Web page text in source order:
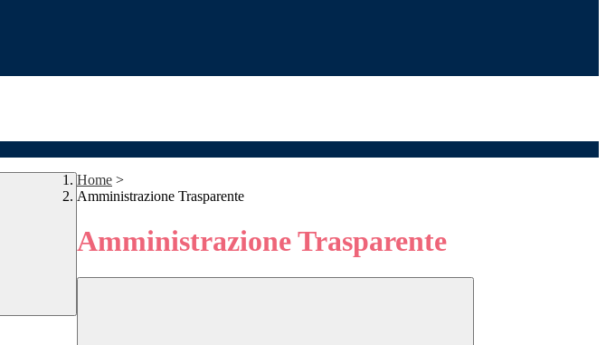
Home >
Amministrazione Trasparente
Amministrazione Trasparente